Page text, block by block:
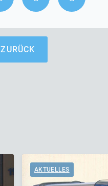
ZURÜCK
AKTUELLES